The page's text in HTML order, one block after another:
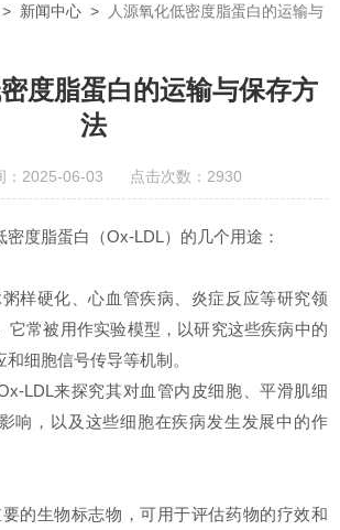
> 新闻中心 >
人源氧化低密度脂蛋白的运输与
度脂蛋白的运输与保存方
法
：2025-06-03 点击次数：2930
度脂蛋白（Ox-LDL）的几个用途：
硬化、心血管疾病、炎症反应等研究领
它常被用作实验模型，以研究这些疾病中的
细胞信号传导等机制。
来探究其对血管内皮细胞、平滑肌细
响，以及这些细胞在疾病发生发展中的作
生物标志物，可用于评估药物的疗效和